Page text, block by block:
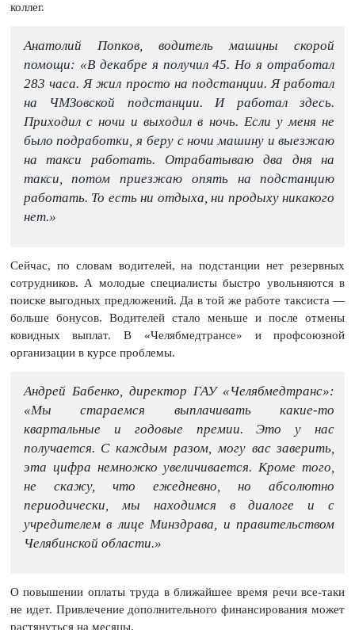
коллег.
Анатолий Попков, водитель машины скорой
помощи: «В декабре я получил 45. Но я отработал
283 часа. Я жил просто на подстанции. Я работал
на ЧМЗовской подстанции. И работал здесь.
Приходил с ночи и выходил в ночь. Если у меня не
было подработки, я беру с ночи машину и выезжаю
на такси работать. Отрабатываю два дня на
такси, потом приезжаю опять на подстанцию
работать. То есть ни отдыха, ни продыху никакого
нет.»
Сейчас, по словам водителей, на подстанции нет резервных
сотрудников. А молодые специалисты быстро увольняются в
поиске выгодных предложений. Да в той же работе таксиста —
больше бонусов. Водителей стало меньше и после отмены
ковидных выплат. В «Челябмедтрансе» и профсоюзной
организации в курсе проблемы.
Андрей Бабенко, директор ГАУ «Челябмедтранс»:
«Мы стараемся выплачивать какие-то
квартальные и годовые премии. Это у нас
получается. С каждым разом, могу вас заверить,
эта цифра немножко увеличивается. Кроме того,
не скажу, что ежедневно, но абсолютно
периодически, мы находимся в диалоге и с
учредителем в лице Минздрава, и правительством
Челябинской области.»
О повышении оплаты труда в ближайшее время речи все-таки
не идет. Привлечение дополнительного финансирования может
растянуться на месяцы.